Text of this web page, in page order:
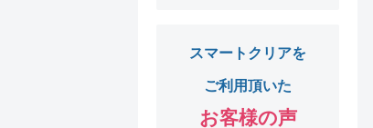
スマートクリアを
ご利用頂いた
お客様の声